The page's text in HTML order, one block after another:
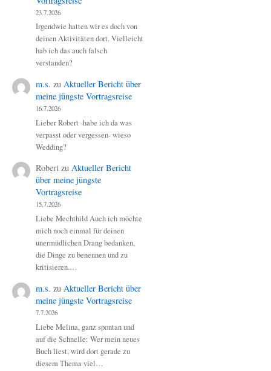
23.7.2026
Irgendwie hatten wir es doch von
deinen Aktivitäten dort. Vielleicht
hab ich das auch falsch
verstanden?
m.s. zu Aktueller Bericht über
meine jüngste Vortragsreise
16.7.2026
Lieber Robert -habe ich da was
verpasst oder vergessen- wieso
Wedding?
Robert zu Aktueller Bericht
über meine jüngste
Vortragsreise
15.7.2026
Liebe Mechthild Auch ich möchte
mich noch einmal für deinen
unermüdlichen Drang bedanken,
die Dinge zu benennen und zu
kritisieren.…
m.s. zu Aktueller Bericht über
meine jüngste Vortragsreise
7.7.2026
Liebe Melina, ganz spontan und
auf die Schnelle: Wer mein neues
Buch liest, wird dort gerade zu
diesem Thema viel…